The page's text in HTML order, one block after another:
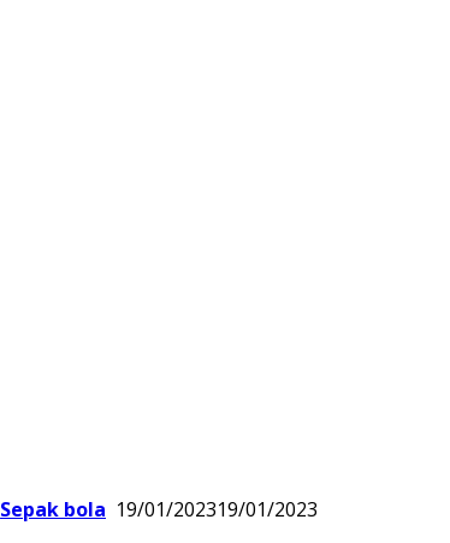
Sepak bola 19/01/202319/01/2023